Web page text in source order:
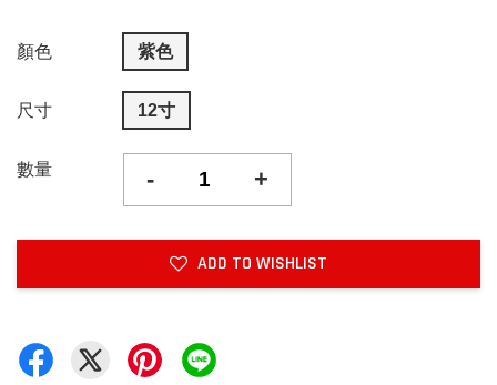
顏色 紫色
尺寸 12寸
數量 - +
ADD TO WISHLIST